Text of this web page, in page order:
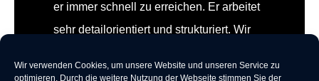
Wir verwenden Cookies, um unsere Website und unseren Service zu
optimieren. Durch die weitere Nutzung der Webseite stimmen Sie der
er immer schnell zu erreichen. Er arbeitet
sehr detailorientiert und strukturiert. Wir
als einen zuverlässigen Partner